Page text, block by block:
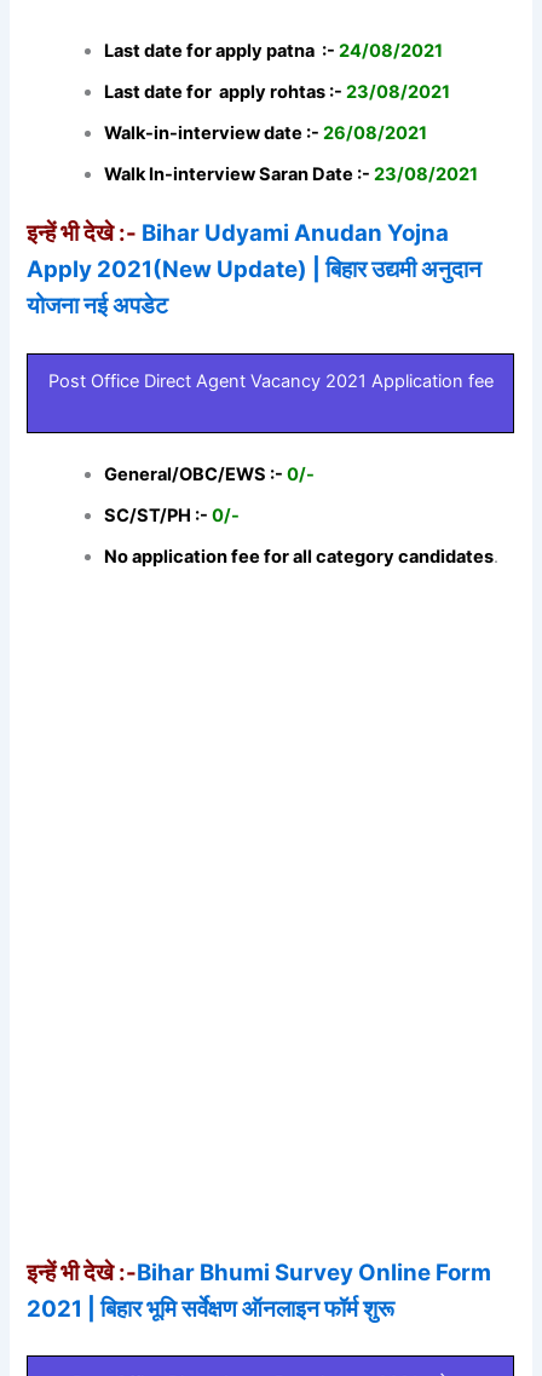
Last date for apply patna :-24/08/2021
Last date for apply rohtas :-23/08/2021
Walk-in-interview date :-26/08/2021
Walk In-interview Saran Date :-23/08/2021
इन्हें भी देखे :- Bihar Udyami Anudan Yojna
Apply 2021(New Update) | बिहार उद्यमी अनुदान
योजना नई अपडेट
Post Office Direct Agent Vacancy 2021 Application fee
General/OBC/EWS :-0/-
SC/ST/PH :-0/-
No application fee for all category candidates.
इन्हें भी देखे :-Bihar Bhumi Survey Online Form
2021 | बिहार भूमि सर्वेक्षण ऑनलाइन फॉर्म शुरू